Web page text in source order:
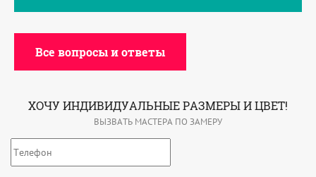
Все вопросы и ответы
ХОЧУ ИНДИВИДУАЛЬНЫЕ РАЗМЕРЫ И ЦВЕТ!
ВЫЗВАТЬ МАСТЕРА ПО ЗАМЕРУ